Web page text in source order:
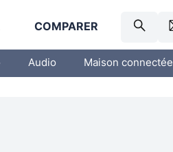
COMPARER
Audio Maison connectée